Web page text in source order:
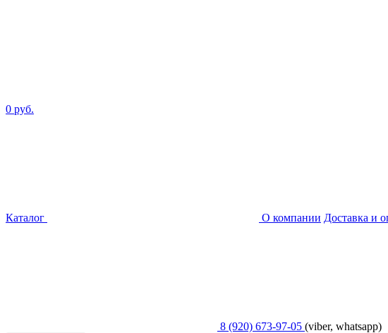
0 руб.
Каталог О компании Доставка и
8 (920) 673-97-05 (viber, whatsapp)